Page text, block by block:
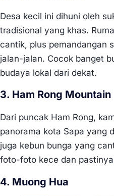
Desa kecil ini dihuni oleh
tradisional yang khas.
cantik, plus pemandangan
jalan-jalan. Cocok banget
budaya lokal dari dekat.
3. Ham Rong Mountain
Dari puncak Ham Rong,
panorama kota Sapa yang
juga kebun bunga yang
foto-foto kece dan
4. Muong Hua